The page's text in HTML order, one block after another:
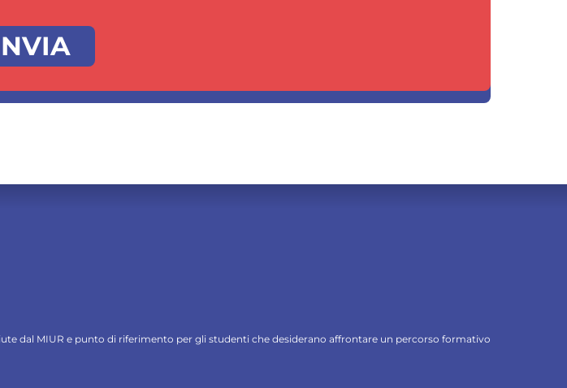
dal MIUR e punto di riferimento per gli studenti che desiderano affrontare un percorso formativo